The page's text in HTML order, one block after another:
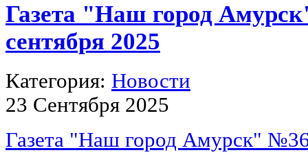
Газета "Наш город
сентября 2025
Категория: Новости
23 Сентября 2025
Газета "Наш город Амурск"